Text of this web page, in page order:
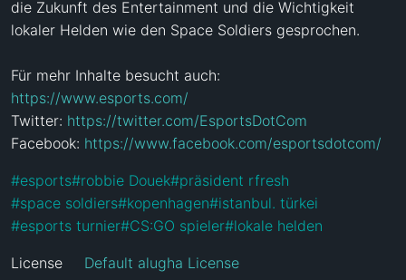
die Zukunft des Entertainment und die Wichtigkeit
lokaler Helden wie den Space Soldiers gesprochen.
https://www.esports.com/
Twitter: https://twitter.com/EsportsDotCom
Facebook: https://www.facebook.com/esportsdotcom/
#esports#robbie Douek#präsident rfresh
#space soldiers#kopenhagen#istanbul. türkei
#esports turnier#CS:GO spieler#lokale helden
License Default alugha License